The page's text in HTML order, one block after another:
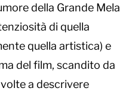
della Grande Mela
di quella
quella artistica) e
del film, scandito da
a descrivere